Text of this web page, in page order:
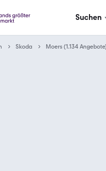
Suchen
Skoda Moers (1.134